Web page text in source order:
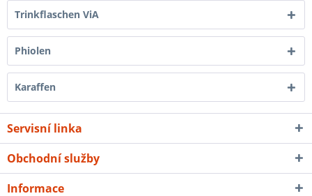
Trinkflaschen ViA
Phiolen
Karaffen
Servisní linka
Obchodní služby
Informace